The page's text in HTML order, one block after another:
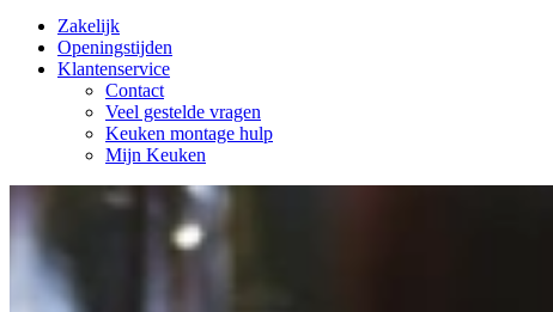
Zakelijk
Openingstijden
Klantenservice
Contact
Veel gestelde vragen
Keuken montage hulp
Mijn Keuken